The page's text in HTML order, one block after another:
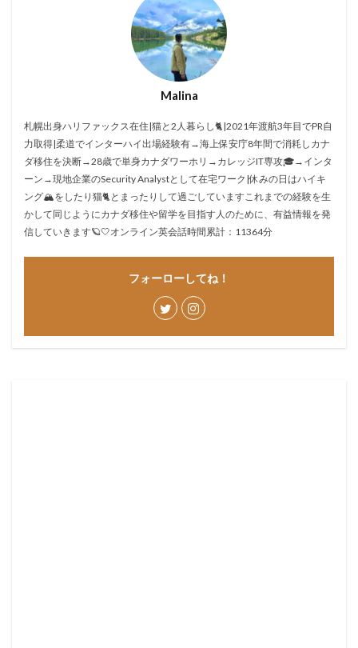
Malina
札幌出身ハリファックス在住|猫と2人暮らし🐈|2021年渡航3年目でPR自
力取得|柔道でインターハイ出場経験有→海上保安庁8年間で消耗しカナ
ダ移住を決断→28歳で単身カナダワーホリ→カレッジIT専攻🎓→インタ
ーン→現地企業のSecurity Analystとして在宅ワーク|休みの日はハイキ
ング🏔をしたり猫🐈とまったりして過ごしていますこれまでの経験を生
かして同じようにカナダ移住や留学を目指す人のために、有益情報を発
信していきます🪐🤍オンライン英会話時間累計：11364分
フォーローしてね！